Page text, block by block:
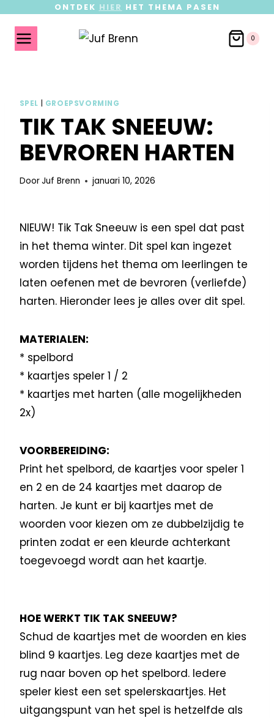
ONTDEK HIER HET THEMA PASEN
0
SPEL GROEPSVORMING
TIK TAK SNEEUW:
BEVROREN HARTEN
DoorJuf Brenn januari 10, 2026
NIEUW! Tik Tak Sneeuw is een spel dat past
in het thema winter. Dit spel kan ingezet
worden tijdens het thema om leerlingen te
laten oefenen met de bevroren (verliefde)
harten. Hieronder lees je alles over dit spel.
MATERIALEN:
* spelbord
* kaartjes speler 1 / 2
* kaartjes met harten (alle mogelijkheden
2x)
VOORBEREIDING:
Print het spelbord, de kaartjes voor speler 1
en 2 en de 24 kaartjes met daarop de
harten. Je kunt er bij kaartjes met de
woorden voor kiezen om ze dubbelzijdig te
printen zodat er een kleurde achterkant
toegevoegd wordt aan het kaartje.
HOE WERKT TIK TAK SNEEUW?
Schud de kaartjes met de woorden en kies
blind 9 kaartjes. Leg deze kaartjes met de
rug naar boven op het spelbord. Iedere
speler kiest een set spelerskaartjes. Het
uitgangspunt van het spel is hetzelfde als